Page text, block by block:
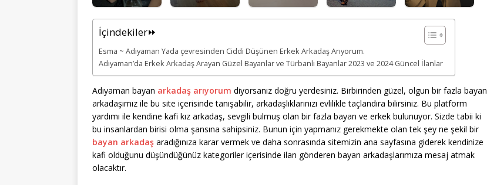
İçindekiler⏩
Esma ~ Adıyaman Yada çevresinden Ciddi Düşünen Erkek Arkadaş Arıyorum.
Adıyaman’da Erkek Arkadaş Arayan Güzel Bayanlar ve Türbanlı Bayanlar 2023 ve 2024 Güncel İlanlar
Adıyaman bayan arkadaş arıyorum diyorsanız doğru yerdesiniz. Birbirinden güzel, olgun bir fazla bayan
arkadaşımız ile bu site içerisinde tanışabilir, arkadaşlıklarınızı evlilikle taçlandıra bilirsiniz. Bu platform
yardımı ile kendine kafi kız arkadaş, sevgili bulmuş olan bir fazla bayan ve erkek bulunuyor. Sizde tabii ki
bu insanlardan birisi olma şansına sahipsiniz. Bunun için yapmanız gerekmekte olan tek şey ne şekil bir
bayan arkadaş aradığınıza karar vermek ve daha sonrasında sitemizin ana sayfasına giderek kendinize
kafi olduğunu düşündüğünüz kategoriler içerisinde ilan gönderen bayan arkadaşlarımıza mesaj atmak
olacaktır.